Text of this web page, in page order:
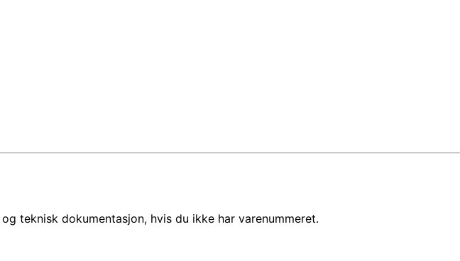
teknisk dokumentasjon, hvis du ikke har varenummeret.